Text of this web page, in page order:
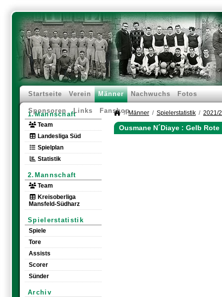
Startseite Verein Männer Nachwuchs Fotos
Sponsoren Links Fanshop
1.Mannschaft
Team
Landesliga Süd
Spielplan
Statistik
2.Mannschaft
Team
Kreisoberliga
Mansfeld-Südharz
Spielerstatistik
Spiele
Tore
Assists
Scorer
Sünder
Archiv
Männer Spielerstatistik 2021/
Ousmane N´Diaye : Gelb